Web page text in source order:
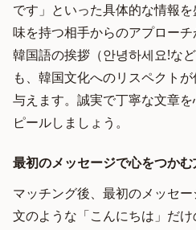
です」といった具体的な情報
味を持つ相手からのアプロー
韓国語の挨拶（안녕하세요!な
も、韓国文化へのリスペクト
与えます。誠実で丁寧な文章
ピールしましょう。
最初のメッセージで心をつか
マッチング後、最初のメッセ
文のような「こんにちは」だ